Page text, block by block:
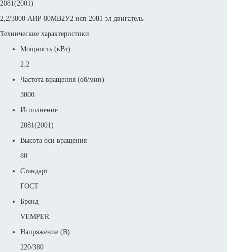
2081(2001)
2,2/3000 АИР 80МВ2У2 исп 2081 эл двигатель
Технические характеристики
Мощность (кВт)
2.2
Частота вращения (об/мин)
3000
Исполнение
2081(2001)
Высота оси вращения
80
Стандарт
ГОСТ
Бренд
VEMPER
Напряжение (В)
220/380